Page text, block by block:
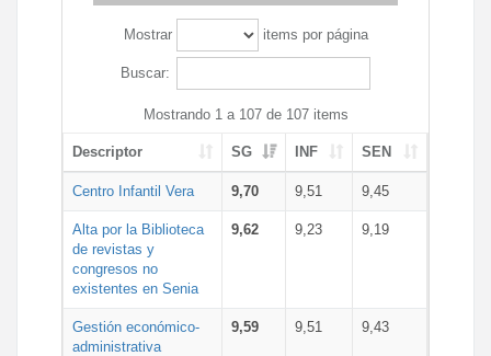
Mostrar items por página
Buscar:
Mostrando 1 a 107 de 107 items
Descriptor SG INF SEN
Centro Infantil Vera 9,70 9,51 9,45
Alta por la Biblioteca
de revistas y
congresos no
existentes en Senia
9,62 9,23 9,19
Gestión económico-
administrativa
9,59 9,51 9,43